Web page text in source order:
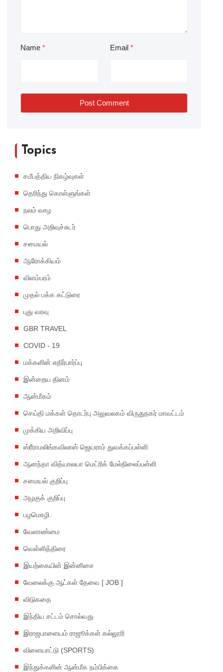
Name * Email *
Post Comment
Topics
சமீபத்திய நிகழ்வுகள்
தெரிந்து கொள்ளுங்கள்
நலம் வாழ
பொது அறிவுச்சுடர்
சமையல்
ஆரோக்கியம்
விளம்பரம்
முதல் பக்க கட்டுரை
புது வரவு
GBR TRAVEL
COVID - 19
மக்களின் எதிர்பார்ப்பு
இன்றைய தினம்
ஆன்மீகம்
செய்தி மக்கள் தொடர்பு அலுவலகம் விருதுநகர் மாவட்டம்
முக்கிய அறிவிப்பு
ஸ்ரீராமலிங்கவிலாஸ் ஜெயராம் துவக்கப்பள்ளி
ஆனந்தா வித்யாலயா மெட்ரிக் மேல்நிலைப்பள்ளி
சமையல் குறிப்பு
அழகுக் குறிப்பு
பழமொழி.
வேளாண்மை
வெள்ளித்திரை
இயற்கையின் இன்னிசை
வேலைக்கு ஆட்கள் தேவை [ JOB ]
விடுகதை
இந்திய சட்டம் சொல்வது
இராஜபாளையம் ராஜூக்கள் கல்லூரி
விளையாட்டு (SPORTS)
இந்துக்களின் ஆன்மீக நம்பிக்கை